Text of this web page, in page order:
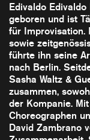
Edivaldo
geboren und ist
für Improvisation.
sowie
führte ihn seine
nach Berlin.
Sasha Waltz &
zusammen,
der Kompanie.
Choreographen
David Zambrano